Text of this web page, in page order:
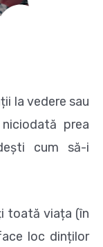
la vedere sau
prea
cum să-i
toată viața (în
loc dinților